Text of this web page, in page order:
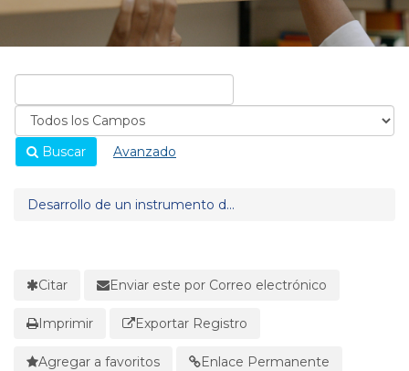
Buscar Avanzado
Desarrollo de un instrumento d...
Citar Enviar este por Correo electrónico
Imprimir Exportar Registro
Agregar a favoritos Enlace Permanente